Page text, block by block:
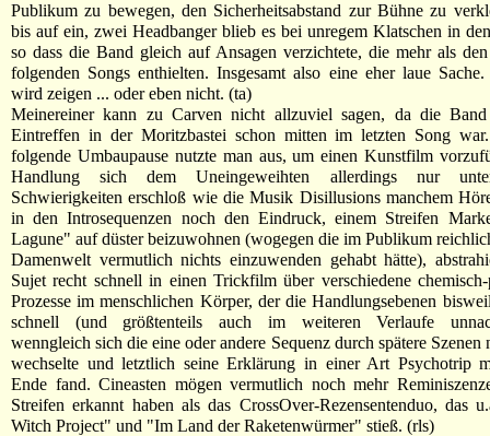
Publikum zu bewegen, den Sicherheitsabstand zur Bühne zu
bis auf ein, zwei Headbanger blieb es bei unregem Klatschen in
so dass die Band gleich auf Ansagen verzichtete, die mehr als
folgenden Songs enthielten. Insgesamt also eine eher laue
wird zeigen ... oder eben nicht. (ta)
Meinereiner kann zu Carven nicht allzuviel sagen, da die
Eintreffen in der Moritzbastei schon mitten im letzten Song
folgende Umbaupause nutzte man aus, um einen Kunstfilm
Handlung sich dem Uneingeweihten allerdings nur
Schwierigkeiten erschloß wie die Musik Disillusions manchem
in den Introsequenzen noch den Eindruck, einem Streifen
Lagune" auf düster beizuwohnen (wogegen die im Publikum
Damenwelt vermutlich nichts einzuwenden gehabt hätte),
Sujet recht schnell in einen Trickfilm über verschiedene chemisch-
Prozesse im menschlichen Körper, der die Handlungsebenen
schnell (und größtenteils auch im weiteren Verlaufe
wenngleich sich die eine oder andere Sequenz durch spätere Szenen
wechselte und letztlich seine Erklärung in einer Art Psychotrip
Ende fand. Cineasten mögen vermutlich noch mehr
Streifen erkannt haben als das CrossOver-Rezensentenduo, das
Witch Project" und "Im Land der Raketenwürmer" stieß. (rls)